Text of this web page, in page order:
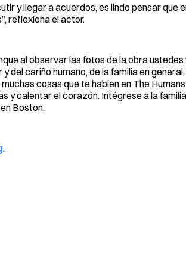
y llegar a acuerdos, es lindo pensar que
reflexiona el actor.
al observar las fotos de la obra
del cariño humano, de la familia en
cosas que te hablen en The
y calentar el corazón. Intégrese a la
Boston.
.